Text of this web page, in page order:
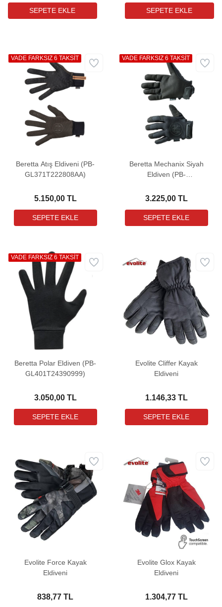
Beretta Atış Eldiveni (PB-
GL371T222808AA)
5.150,00 TL
VADE FARKSIZ 6 TAKSİT
Beretta Mechanix Siyah
Eldiven (PB-
3.225,00 TL
VADE FARKSIZ 6 TAKSİT
Beretta Polar Eldiven (PB-
GL401T24390999)
3.050,00 TL
VADE FARKSIZ 6 TAKSİT
Evolite Cliffer Kayak
Eldiveni
1.146,33 TL
Evolite Force Kayak
Eldiveni
838,77 TL
Evolite Glox Kayak
Eldiveni
1.304,77 TL